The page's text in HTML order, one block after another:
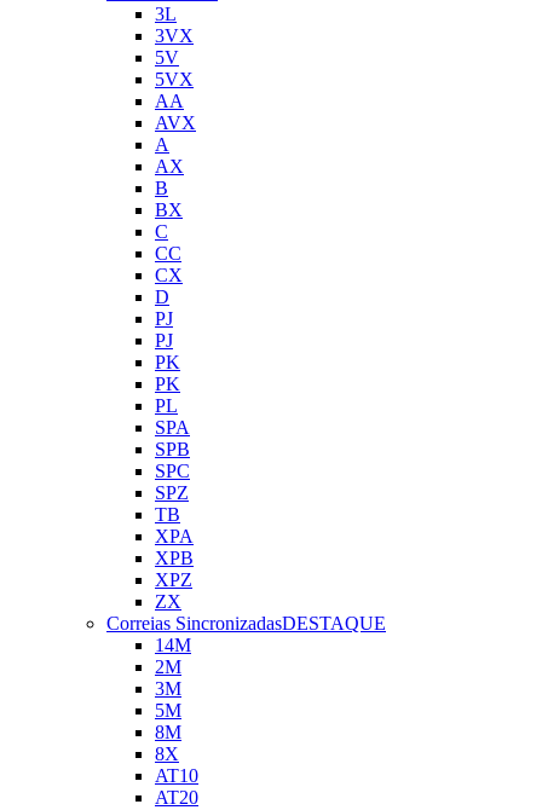
3L
3VX
5V
5VX
AA
AVX
A
AX
B
BX
C
CC
CX
D
PJ
PJ
PK
PK
PL
SPA
SPB
SPC
SPZ
TB
XPA
XPB
XPZ
ZX
Correias SincronizadasDESTAQUE
14M
2M
3M
5M
8M
8X
AT10
AT20